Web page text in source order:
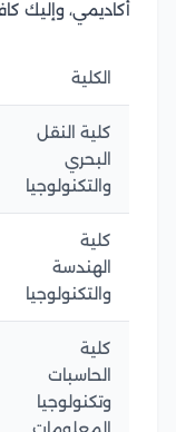
أكاديمي، وإليك
الكلية
كلية النقل
البحري
والتكنولوجيا
كلية
الهندسة
والتكنولوجيا
كلية
الحاسبات
وتكنولوجيا